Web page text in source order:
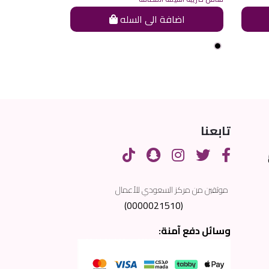
اضافة الى السله
تابعنا
موثقين من مركز السعودي للأعمال
(0000021510)
وسائل دفع آمنة: